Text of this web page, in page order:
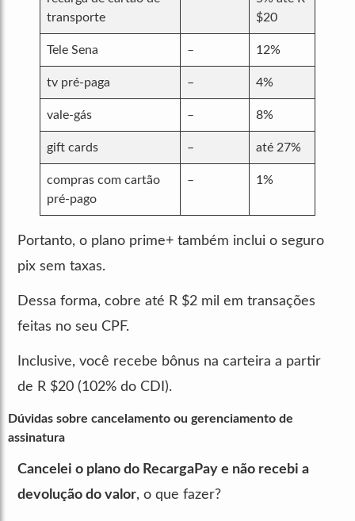
transporte
$20
Tele Sena – 12%
tv pré-paga – 4%
vale-gás – 8%
gift cards – até 27%
compras com cartão
pré-pago
– 1%
Portanto, o plano prime+ também inclui o seguro
pix sem taxas.
Dessa forma, cobre até R $2 mil em transações
feitas no seu CPF.
Inclusive, você recebe bônus na carteira a partir
de R $20 (102% do CDI).
Dúvidas sobre cancelamento ou gerenciamento de
assinatura
Cancelei o plano do RecargaPay e não recebi a
devolução do valor, o que fazer?